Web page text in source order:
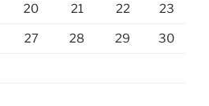
20 21 22 23
27 28 29 30